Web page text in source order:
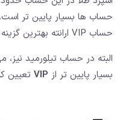
حساب ها بسیار پایین تر
حساب VIP ارانته بهترین گزینه محسوب می شود.
البته در حساب تیلورمید
بسیار پایین تر از VIP تعیین